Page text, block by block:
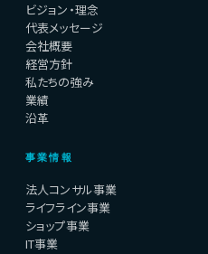
ビジョン・理念
代表メッセージ
会社概要
経営方針
私たちの強み
業績
沿革
事業情報
法人コンサル事業
ライフライン事業
ショップ事業
IT事業